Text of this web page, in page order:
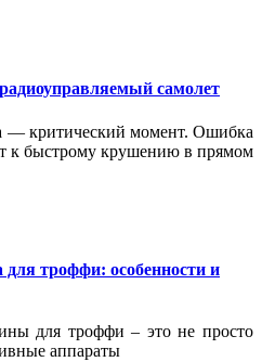
самолет
— критический момент. Ошибка
к быстрому крушению в прямом
троффи: особенности и
для троффи – это не просто
аппараты